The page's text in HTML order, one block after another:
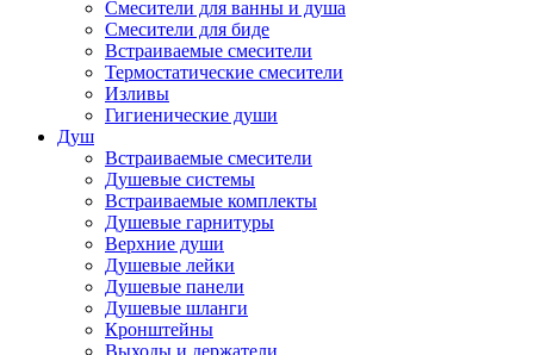
Смесители для ванны и душа
Смесители для биде
Встраиваемые смесители
Термостатические смесители
Изливы
Гигиенические души
Душ
Встраиваемые смесители
Душевые системы
Встраиваемые комплекты
Душевые гарнитуры
Верхние души
Душевые лейки
Душевые панели
Душевые шланги
Кронштейны
Выходы и держатели